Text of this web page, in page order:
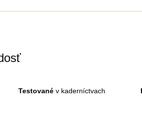
Testované v kaderníctvach